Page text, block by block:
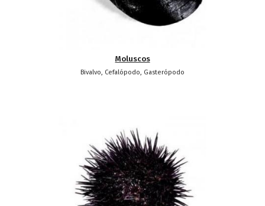
Moluscos
Bivalvo, Cefalópodo, Gasterópodo